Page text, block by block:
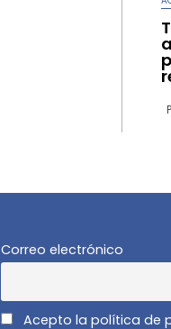
Correo electrónico
Acepto la política de